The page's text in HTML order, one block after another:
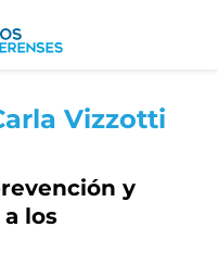
Vizzotti
y
los